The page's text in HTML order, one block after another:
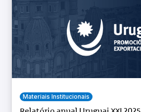
Materiais Institucionais